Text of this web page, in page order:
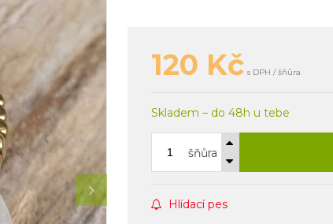
120 Kč s DPH / šňůra
Skladem – do 48h u tebe
šňůra
Hlídací pes